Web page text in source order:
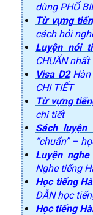
dùng PHỔ
Từ vựng
cách hỏi
Luyện nói
CHUẨN nhất
Visa D2Hàn
CHI TIẾT
Từ vựng
chi tiết
Sách
“chuẩn” –
Luyện
Nghe tiếng
Học tiếng
DẪN học
Học tiếng